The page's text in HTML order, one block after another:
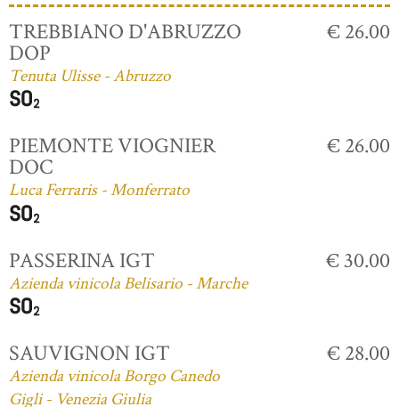
TREBBIANO D'ABRUZZO
DOP
Tenuta Ulisse - Abruzzo
€ 26.00
PIEMONTE VIOGNIER
DOC
Luca Ferraris - Monferrato
€ 26.00
PASSERINA IGT
Azienda vinicola Belisario - Marche
€ 30.00
SAUVIGNON IGT
Azienda vinicola Borgo Canedo
Gigli - Venezia Giulia
€ 28.00